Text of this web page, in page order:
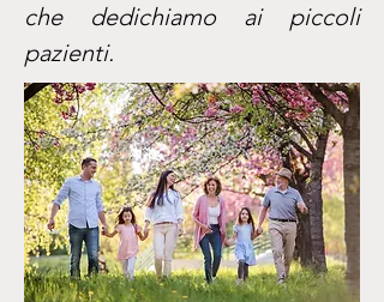
che dedichiamo ai piccoli
pazienti.